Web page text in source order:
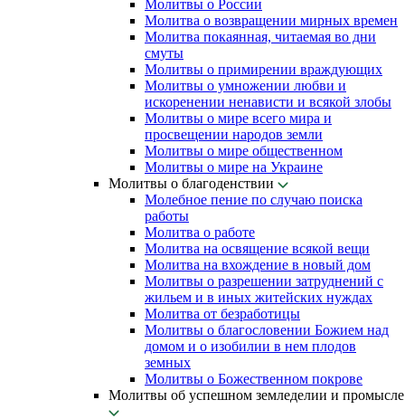
Молитвы о России
Молитва о возвращении мирных времен
Молитва покаянная, читаемая во дни
смуты
Молитвы о примирении враждующих
Молитвы о умножении любви и
искоренении ненависти и всякой злобы
Молитвы о мире всего мира и
просвещении народов земли
Молитвы о мире общественном
Молитвы о мире на Украине
Молитвы о благоденствии
Молебное пение по случаю поиска
работы
Молитва о работе
Молитва на освящение всякой вещи
Молитва на вхождение в новый дом
Молитвы о разрешении затруднений с
жильем и в иных житейских нуждах
Молитва от безработицы
Молитвы о благословении Божием над
домом и о изобилии в нем плодов
земных
Молитвы о Божественном покрове
Молитвы об успешном земледелии и промысле